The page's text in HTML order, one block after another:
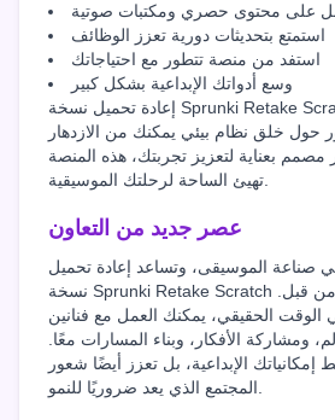
على محتوى حصري ومكتبات صوتية
استمتع بتحديثات دورية تعزز الوظائف
استفد من منصة تتطور مع احتياجاتك
وسع أدواتك الإبداعية بشكل كبير
إعادة تحميل نسخة Sprunki Retake Scratch ليست مجرد
حول خلق نظام بيئي يمكنك من الازدهار
بعناية لتعزيز تجربتك، هذه المنصة
تهيئ الساحة لرحلتك الموسيقية.
عصر جديد من التعاون
في صناعة الموسيقى، وتساعد إعادة تحميل
نسخة Sprunki Retake Scratch في ذلك كما لم يحدث من قبل.
الوقت الحقيقي، يمكنك العمل مع فنانين
ومشاركة الأفكار، وبناء المسارات معًا.
إمكانياتك الإبداعية، بل تعزز أيضًا شعور
المجتمع الذي يعد ضروريًا للنمو.